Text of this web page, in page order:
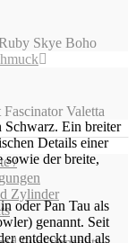
/
Zylinder
Schwarz. Ein breiter
Details einer
sowie der breite,
oder Pan Tau als
genannt. Seit
entdeckt und als